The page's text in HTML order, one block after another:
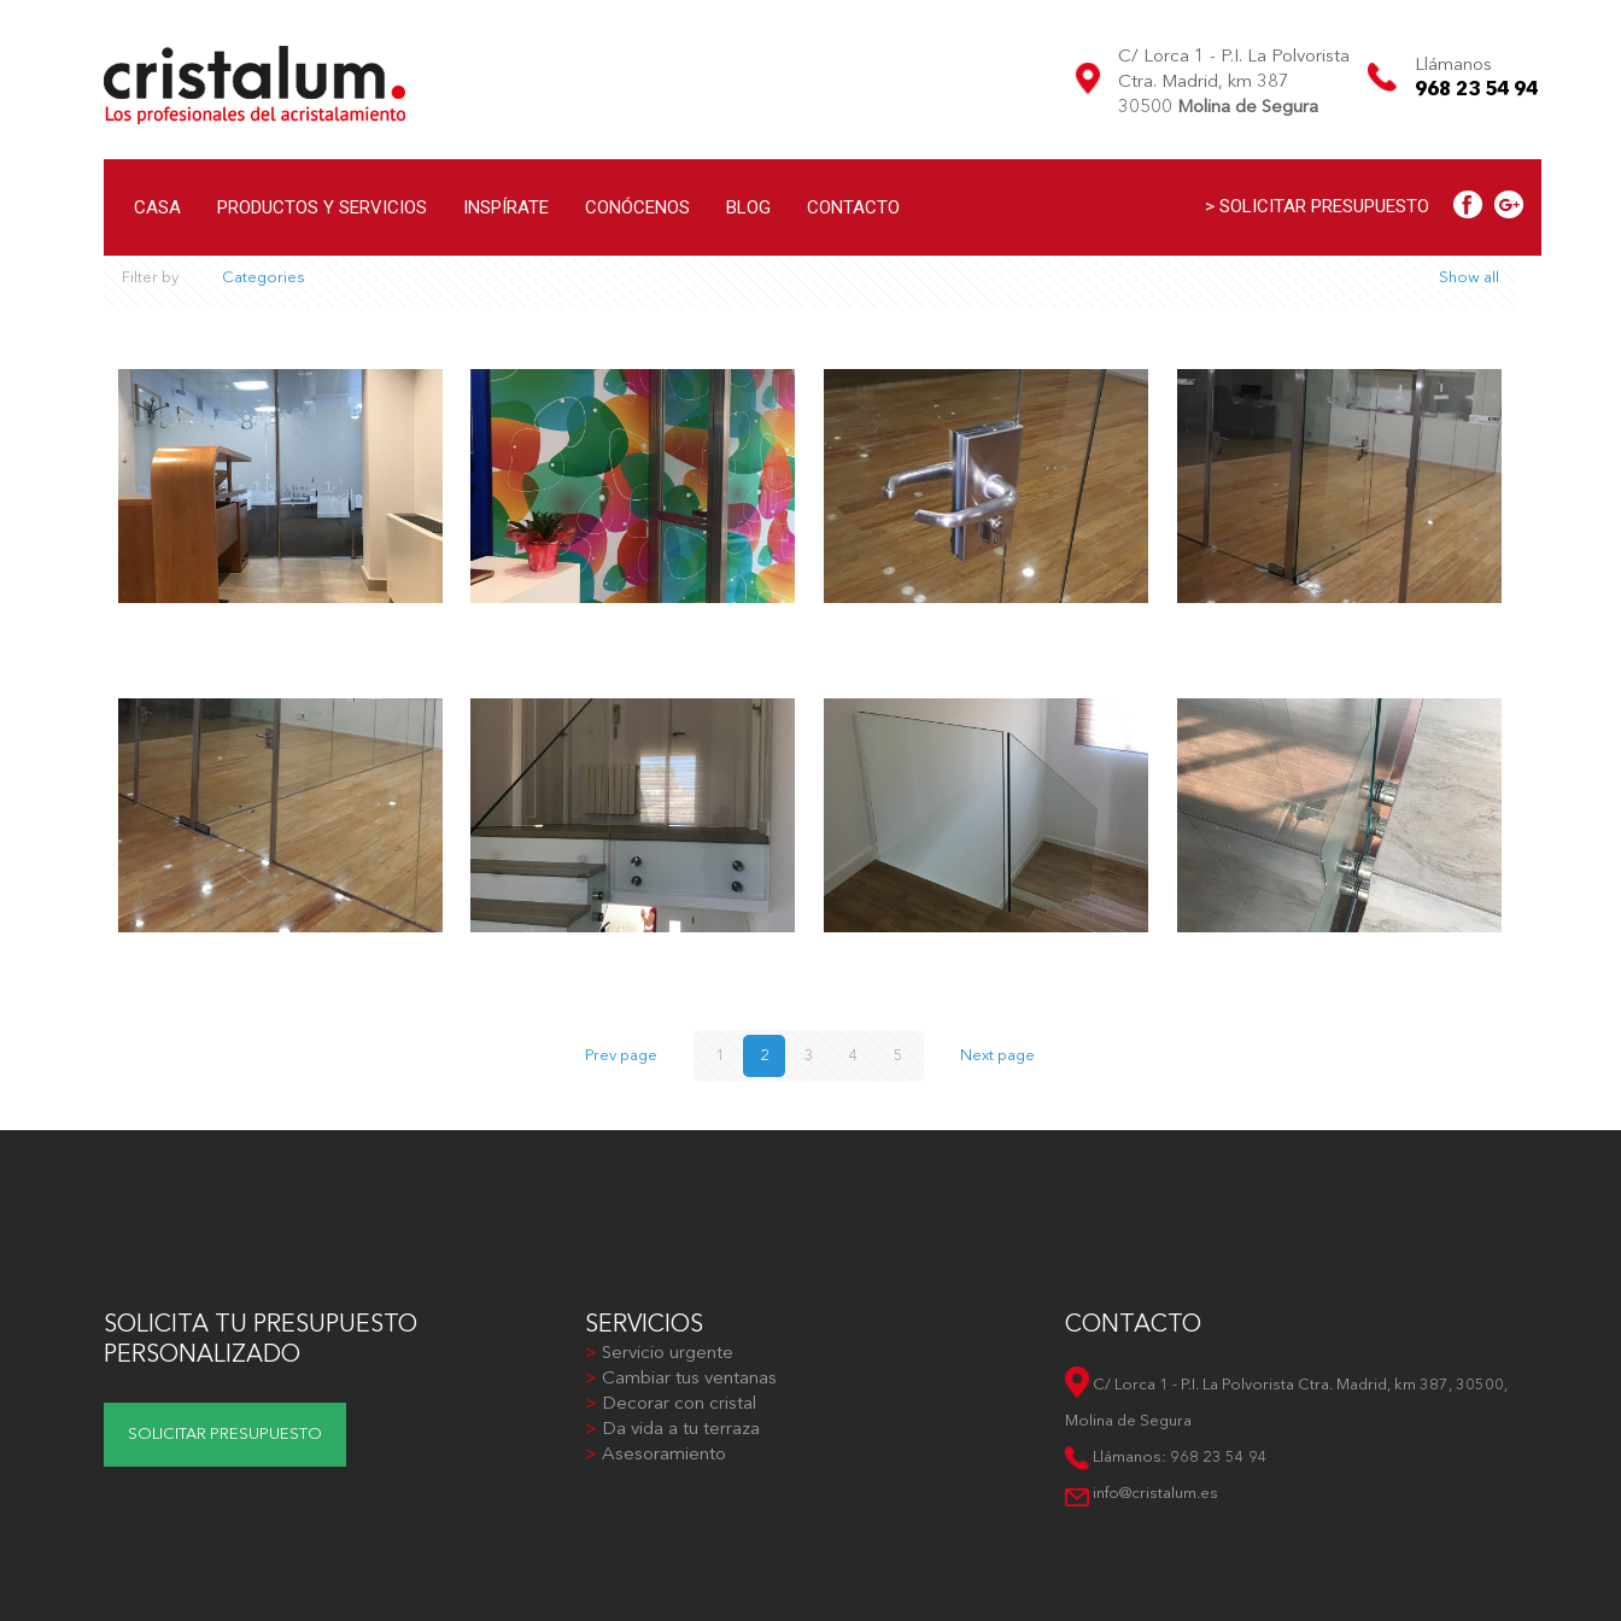
CASA PRODUCTOS Y SERVICIOS INSPÍRATE CONÓCENOS BLOG CONTACTO > SOLICITAR PRESUPUESTO
C/ Lorca 1 - P.I. La Polvorista
Ctra. Madrid, km 387
30500 Molina de Segura
Llámanos
968 23 54 94
Filter by Categories Show all
Prev page 1 2 3 4 5 Next page
SOLICITA TU PRESUPUESTO
PERSONALIZADO
SOLICITAR PRESUPUESTO
SERVICIOS
> Servicio urgente
> Cambiar tus ventanas
> Decorar con cristal
> Da vida a tu terraza
> Asesoramiento
CONTACTO
C/ Lorca 1 - P.I. La Polvorista Ctra. Madrid, km 387, 30500,
Molina de Segura
Llámanos: 968 23 54 94
info@cristalum.es